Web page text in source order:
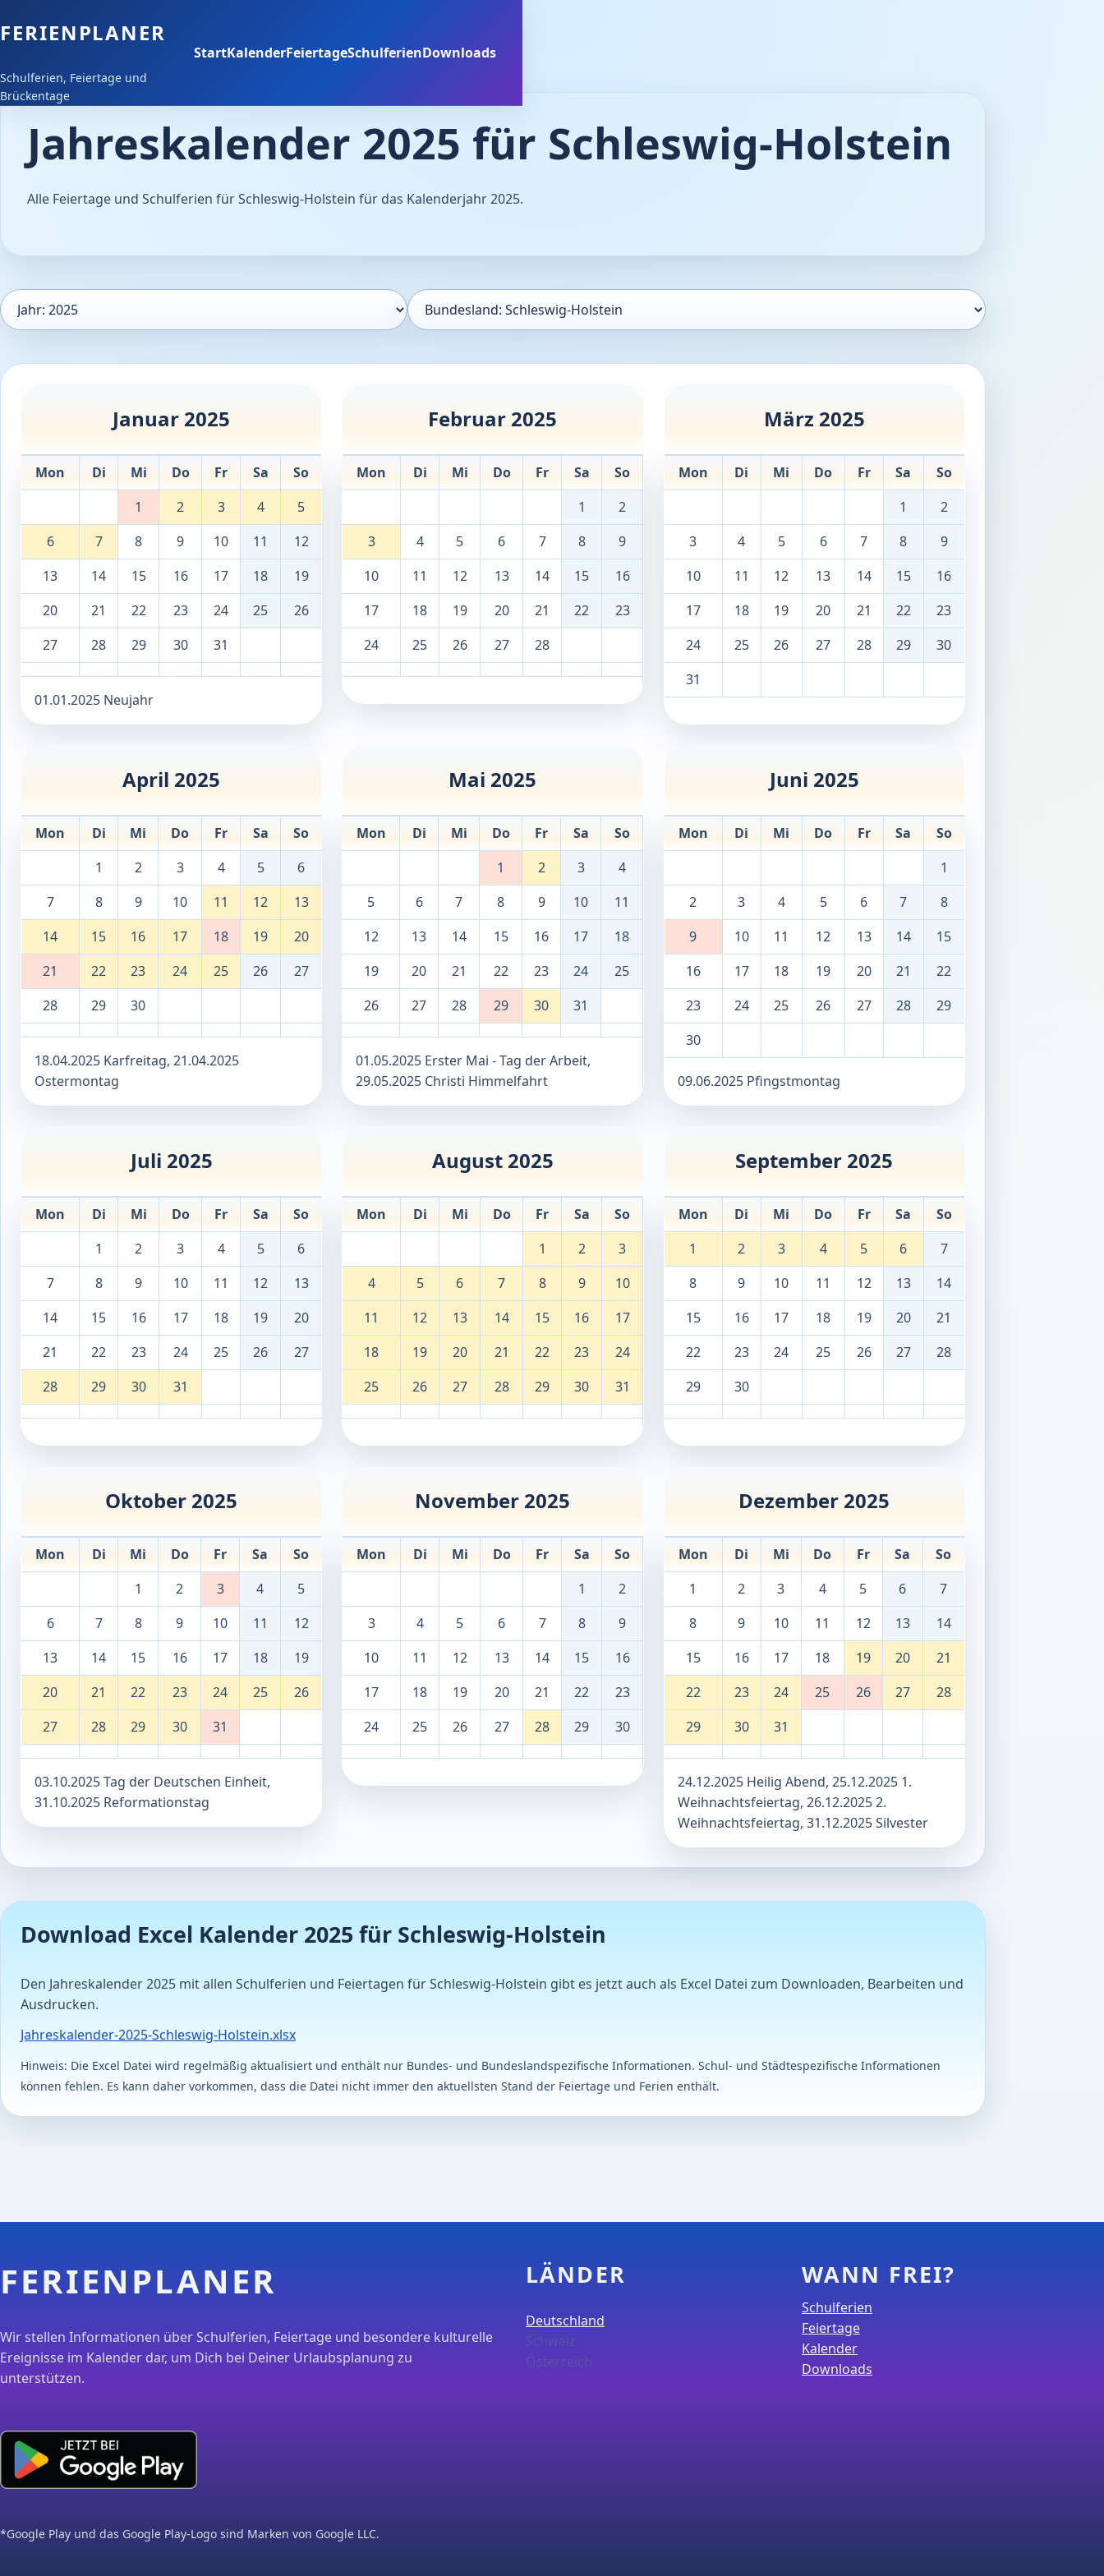
FERIENPLANER
Schulferien, Feiertage und
Brückentage
StartKalenderFeiertageSchulferienDownloads
Jahreskalender 2025 für Schleswig-Holstein
Alle Feiertage und Schulferien für Schleswig-Holstein für das Kalenderjahr 2025.
Kalenderjahr Bundesland
Januar 2025
Mon Di Mi Do Fr Sa
So
1
2 3 4
5
6
7 8 9 10 11
12
13
14 15 16 17 18
19
20
21 22 23 24 25
26
27
28 29 30 31
01.01.2025 Neujahr
Februar 2025
Mon Di Mi Do Fr Sa
So
1
2
3
4 5 6 7 8
9
10
11 12 13 14 15
16
17
18 19 20 21 22
23
24
25 26 27 28
März 2025
Mon Di Mi Do Fr Sa
So
1
2
3
4 5 6 7 8
9
10
11 12 13 14 15
16
17
18 19 20 21 22
23
24
25 26 27 28 29
30
31
April 2025
Mon Di Mi Do Fr Sa
So
1
2 3 4 5
6
7
8 9 10 11 12
13
14
15 16 17 18 19
20
21
22 23 24 25 26
27
28
29 30
18.04.2025 Karfreitag, 21.04.2025
Ostermontag
Mai 2025
Mon Di Mi Do Fr Sa
So
1
2 3
4
5
6 7 8 9 10
11
12
13 14 15 16 17
18
19
20 21 22 23 24
25
26
27 28 29 30 31
01.05.2025 Erster Mai - Tag der Arbeit,
29.05.2025 Christi Himmelfahrt
Juni 2025
Mon Di Mi Do Fr Sa
So
1
2
3 4 5 6 7
8
9
10 11 12 13 14
15
16
17 18 19 20 21
22
23
24 25 26 27 28
29
30
09.06.2025 Pfingstmontag
Juli 2025
Mon Di Mi Do Fr Sa
So
1
2 3 4 5
6
7
8 9 10 11 12
13
14
15 16 17 18 19
20
21
22 23 24 25 26
27
28
29 30 31
August 2025
Mon Di Mi Do Fr Sa
So
1
2
3
4
5 6 7 8 9
10
11
12 13 14 15 16
17
18
19 20 21 22 23
24
25
26 27 28 29 30 31
September 2025
Mon Di Mi Do Fr Sa
So
1
2 3 4 5 6
7
8
9 10 11 12 13
14
15
16 17 18 19 20
21
22
23 24 25 26 27
28
29
30
Oktober 2025
Mon Di Mi Do Fr Sa
So
1
2 3 4
5
6
7 8 9 10 11
12
13
14 15 16 17 18
19
20
21 22 23 24 25
26
27
28 29 30 31
03.10.2025 Tag der Deutschen Einheit,
31.10.2025 Reformationstag
November 2025
Mon Di Mi Do Fr Sa
So
1
2
3
4 5 6 7 8
9
10
11 12 13 14 15
16
17
18 19 20 21 22
23
24
25 26 27 28 29 30
Dezember 2025
Mon Di Mi Do Fr Sa
So
1
2 3 4 5 6
7
8
9 10 11 12 13
14
15
16 17 18 19 20
21
22
23 24 25 26 27
28
29
30 31
24.12.2025 Heilig Abend, 25.12.2025 1.
Weihnachtsfeiertag, 26.12.2025 2.
Weihnachtsfeiertag, 31.12.2025 Silvester
Download Excel Kalender 2025 für Schleswig-Holstein
Den Jahreskalender 2025 mit allen Schulferien und Feiertagen für Schleswig-Holstein gibt es jetzt auch als Excel Datei zum Downloaden, Bearbeiten und
Ausdrucken.
Jahreskalender-2025-Schleswig-Holstein.xlsx
Hinweis: Die Excel Datei wird regelmäßig aktualisiert und enthält nur Bundes- und Bundeslandspezifische Informationen. Schul- und Städtespezifische Informationen
können fehlen. Es kann daher vorkommen, dass die Datei nicht immer den aktuellsten Stand der Feiertage und Ferien enthält.
FERIENPLANER
Wir stellen Informationen über Schulferien, Feiertage und besondere kulturelle
Ereignisse im Kalender dar, um Dich bei Deiner Urlaubsplanung zu
unterstützen.
*Google Play und das Google Play-Logo sind Marken von Google LLC.
LÄNDER
Deutschland
Schweiz
Österreich
WANN FREI?
Schulferien
Feiertage
Kalender
Downloads